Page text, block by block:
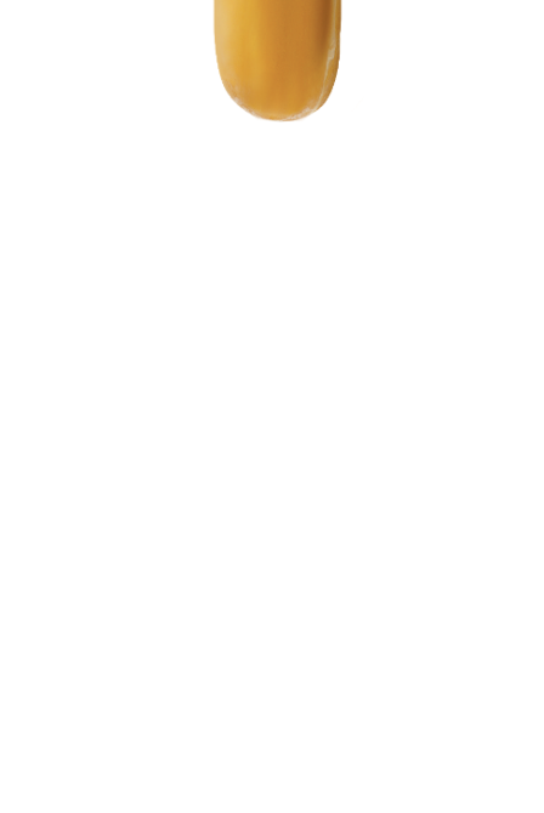
Gerenciar cookies
Cookies necessários